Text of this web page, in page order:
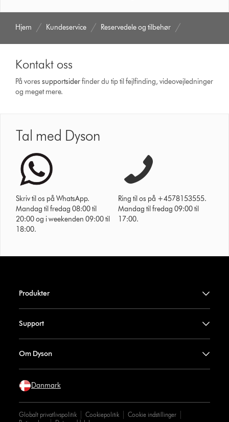
Hjem Kundeservice Reservedele og tilbehør
Kontakt oss
På voressupport­siderfinder du tip til fejlfinding, video­vejledninger
og meget mere.
Tal med Dyson
Skriv til os på WhatsApp.
Mandag til fredag 08:00 til
20:00 og i weekenden 09:00 til
18:00.
Ring til os på +4578153555.
Mandag til fredag 09:00 til
17:00.
Produkter
Support
Om Dyson
Danmark
Globalt privatlivspolitik Cookiepolitik
Cookie indstillinger